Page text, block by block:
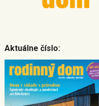
Aktuálne číslo: